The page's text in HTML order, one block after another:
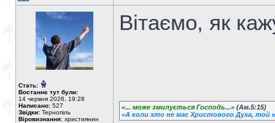
Стать:
Востаннє тут були:
14 червня 2026, 19:28
Написано: 527
Звідки: Тернопіль
Віровизнання: християнин
Вітаємо, як
«... може змилується Господь...» (Ам.5:15)
«А коли хто не має Христового Духа, той